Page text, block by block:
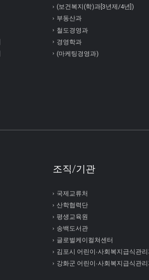
(보건복지(학)과[3년제/4년])
부동산과
철도경영과
경영학과
(마케팅경영과)
조직/기관
국제교류처
산학협력단
평생교육원
송백도서관
글로벌케이컬쳐센터
김포시 어린이∙사회복지급식관
강화군 어린이∙사회복지급식관